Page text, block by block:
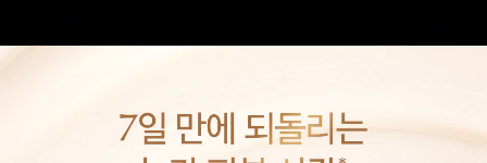
는 경우
2) 상처가 있는 부위, 습진 및 피부염 등의 이상이 있는 부위에는
사용을 하지 말 것